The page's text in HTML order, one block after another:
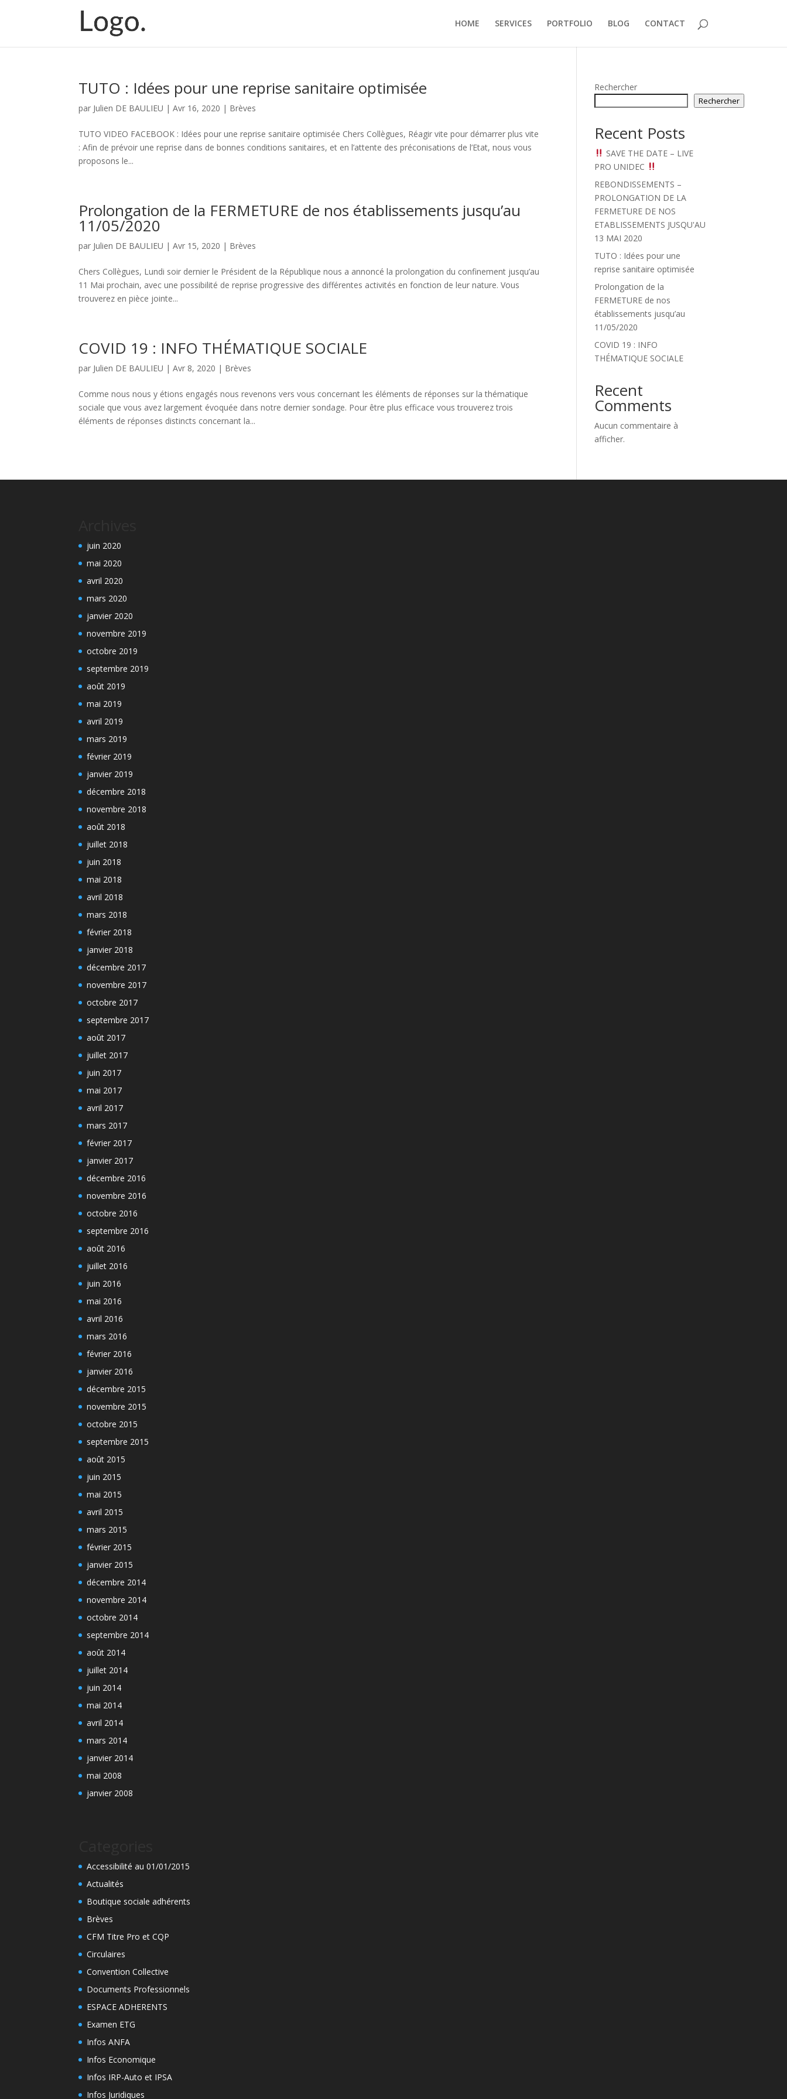
HOME SERVICES PORTFOLIO BLOG CONTACT
TUTO : Idées pour une reprise sanitaire optimisée
par Julien DE BAULIEU |Avr 16, 2020 | Brèves
TUTO VIDEO FACEBOOK : Idées pour une reprise sanitaire optimisée Chers Collègues, Réagir vite pour démarrer plus vite
: Afin de prévoir une reprise dans de bonnes conditions sanitaires, et en l’attente des préconisations de l’Etat, nous vous
proposons le...
Prolongation de la FERMETURE de nos établissements jusqu’au
11/05/2020
par Julien DE BAULIEU |Avr 15, 2020 | Brèves
Chers Collègues, Lundi soir dernier le Président de la République nous a annoncé la prolongation du confinement jusqu’au
11 Mai prochain, avec une possibilité de reprise progressive des différentes activités en fonction de leur nature. Vous
trouverez en pièce jointe...
COVID 19 : INFO THÉMATIQUE SOCIALE
par Julien DE BAULIEU |Avr 8, 2020 | Brèves
Comme nous nous y étions engagés nous revenons vers vous concernant les éléments de réponses sur la thématique
sociale que vous avez largement évoquée dans notre dernier sondage. Pour être plus efficace vous trouverez trois
éléments de réponses distincts concernant la...
Rechercher
Rechercher
Recent Posts
SAVE THE DATE – LIVE
PRO UNIDEC
REBONDISSEMENTS –
PROLONGATION DE LA
FERMETURE DE NOS
ETABLISSEMENTS JUSQU'AU
13 MAI 2020
TUTO : Idées pour une
reprise sanitaire optimisée
Prolongation de la
FERMETURE de nos
établissements jusqu’au
11/05/2020
COVID 19 : INFO
THÉMATIQUE SOCIALE
Recent
Comments
Aucun commentaire à
afficher.
juin 2020
mai 2020
avril 2020
mars 2020
janvier 2020
novembre 2019
octobre 2019
septembre 2019
août 2019
mai 2019
avril 2019
mars 2019
février 2019
janvier 2019
décembre 2018
novembre 2018
août 2018
juillet 2018
juin 2018
mai 2018
avril 2018
mars 2018
février 2018
janvier 2018
décembre 2017
novembre 2017
octobre 2017
septembre 2017
août 2017
juillet 2017
juin 2017
mai 2017
avril 2017
mars 2017
février 2017
janvier 2017
décembre 2016
novembre 2016
octobre 2016
septembre 2016
août 2016
juillet 2016
juin 2016
mai 2016
avril 2016
mars 2016
février 2016
janvier 2016
décembre 2015
novembre 2015
octobre 2015
septembre 2015
août 2015
juin 2015
mai 2015
avril 2015
mars 2015
février 2015
janvier 2015
décembre 2014
novembre 2014
octobre 2014
septembre 2014
août 2014
juillet 2014
juin 2014
mai 2014
avril 2014
mars 2014
janvier 2014
mai 2008
janvier 2008
Accessibilité au 01/01/2015
Actualités
Boutique sociale adhérents
Brèves
CFM Titre Pro et CQP
Circulaires
Convention Collective
Documents Professionnels
ESPACE ADHERENTS
Examen ETG
Infos ANFA
Infos Economique
Infos IRP-Auto et IPSA
Infos Juridiques